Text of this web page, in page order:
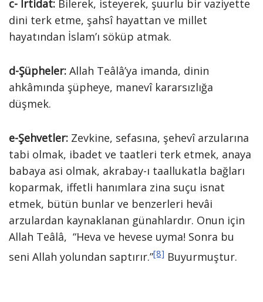
c- İrtidat: Bilerek, isteyerek, şuurlu bir vaziyette
dini terk etme, şahsî hayattan ve millet
hayatından İslam’ı söküp atmak.
d-Şüpheler: Allah Teâlâ’ya imanda, dinin
ahkâmında şüpheye, manevî kararsızlığa
düşmek.
e-Şehvetler: Zevkine, sefasına, şehevî arzularına
tabi olmak, ibadet ve taatleri terk etmek, anaya
babaya asi olmak, akrabay-ı taallukatla bağları
koparmak, iffetli hanımlara zina suçu isnat
etmek, bütün bunlar ve benzerleri hevâi
arzulardan kaynaklanan günahlardır. Onun için
Allah Teâlâ, “Heva ve hevese uyma! Sonra bu
seni Allah yolundan saptırır.”[8] Buyurmuştur.